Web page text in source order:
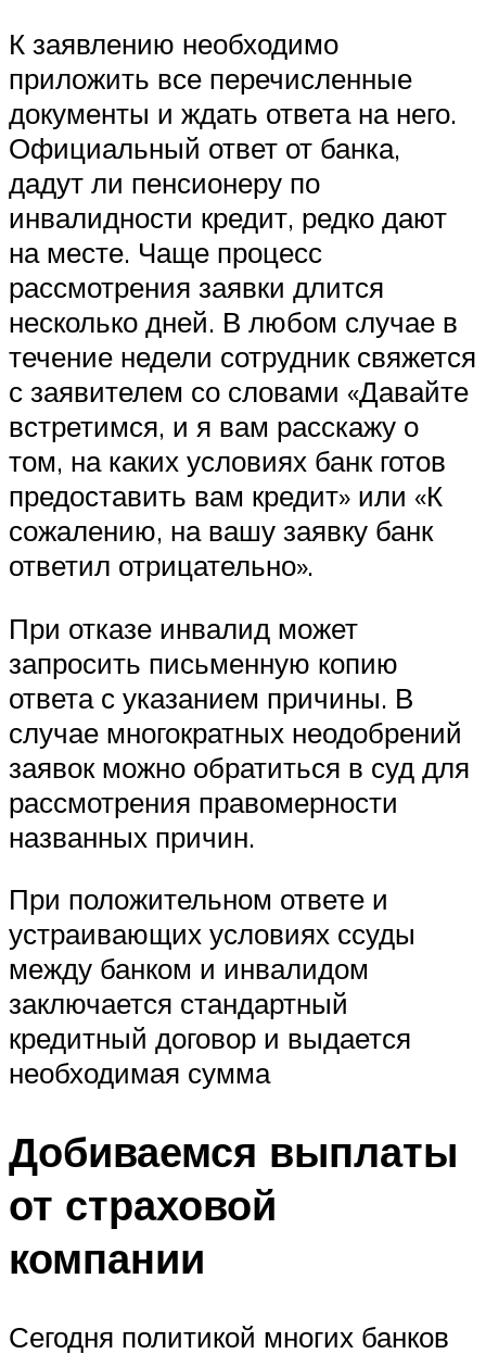
К заявлению необходимо
приложить все перечисленные
документы и ждать ответа на него.
Официальный ответ от банка,
дадут ли пенсионеру по
инвалидности кредит, редко дают
на месте. Чаще процесс
рассмотрения заявки длится
несколько дней. В любом случае в
течение недели сотрудник свяжется
с заявителем со словами «Давайте
встретимся, и я вам расскажу о
том, на каких условиях банк готов
предоставить вам кредит» или «К
сожалению, на вашу заявку банк
ответил отрицательно».
При отказе инвалид может
запросить письменную копию
ответа с указанием причины. В
случае многократных неодобрений
заявок можно обратиться в суд для
рассмотрения правомерности
названных причин.
При положительном ответе и
устраивающих условиях ссуды
между банком и инвалидом
заключается стандартный
кредитный договор и выдается
необходимая сумма
Добиваемся выплаты
от страховой
компании
Сегодня политикой многих банков